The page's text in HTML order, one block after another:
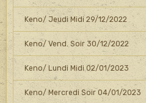
Keno/ Jeudi Midi 29/12/2022
Keno/ Vend. Soir 30/12/2022
Keno/ Lundi Midi 02/01/2023
Keno/ Mercredi Soir 04/01/2023